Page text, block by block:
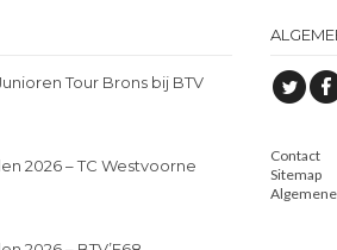
Tour Brons bij BTV
2026 – TC Westvoorne
Contact
Sitemap